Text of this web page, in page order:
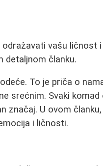
vašu ličnost
detaljnom članku.
To je priča o
srećnim. Svaki
značaj. U ovom
i ličnosti.